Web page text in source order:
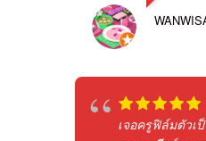
เจอครูฟิล์มตัวเ